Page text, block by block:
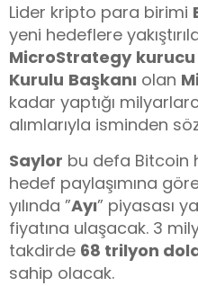
Lider kripto para birimi
yeni hedeflere
MicroStrategy kurucu
Kurulu Başkanı olan
kadar yaptığı
alımlarıyla isminden
Saylor bu defa Bitcoin
hedef paylaşımına
yılında ”Ayı” piyasası
fiyatına ulaşacak. 3
takdirde 68 trilyon
sahip olacak.